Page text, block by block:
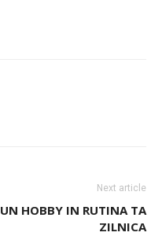
Next article
UN HOBBY IN RUTINA TA
ZILNICA